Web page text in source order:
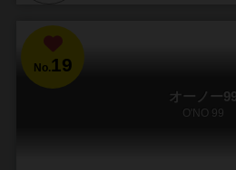
No.19
オーノー99
O'NO 99